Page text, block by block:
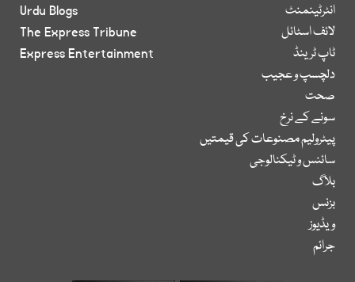
انٹرٹینمنٹ
لائف اسٹائل
ٹاپ ٹرینڈ
دلچسپ و عجیب
صحت
سونے کے نرخ
پیٹرولیم مصنوعات کی قیمتیں
سائنس و ٹیکنالوجی
بلاگ
بزنس
ویڈیوز
جرائم
Urdu Blogs
The Express Tribune
Express Entertainment